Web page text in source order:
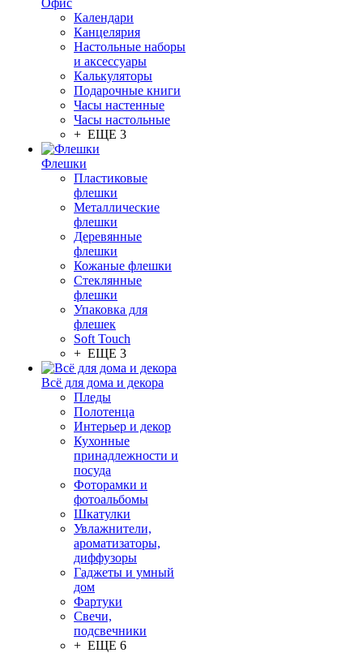
Офис
Календари
Канцелярия
Настольные наборы
и аксессуары
Калькуляторы
Подарочные книги
Часы настенные
Часы настольные
+ ЕЩЕ 3
Флешки
Пластиковые
флешки
Металлические
флешки
Деревянные
флешки
Кожаные флешки
Стеклянные
флешки
Упаковка для
флешек
Soft Touch
+ ЕЩЕ 3
Всё для дома и декора
Пледы
Полотенца
Интерьер и декор
Кухонные
принадлежности и
посуда
Фоторамки и
фотоальбомы
Шкатулки
Увлажнители,
ароматизаторы,
диффузоры
Гаджеты и умный
дом
Фартуки
Свечи,
подсвечники
+ ЕЩЕ 6